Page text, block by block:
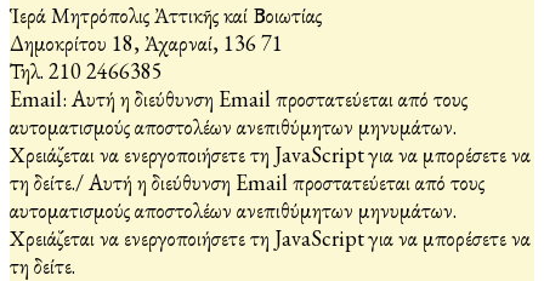
Ἱερά Μητρόπολις Ἀττικῆς καί Βοιωτίας
Δημοκρίτου 18, Ἀχαρναί, 136 71
Τηλ. 210 2466385
Email: Αυτή η διεύθυνση Email προστατεύεται από τους
αυτοματισμούς αποστολέων ανεπιθύμητων μηνυμάτων.
Χρειάζεται να ενεργοποιήσετε τη JavaScript για να μπορέσετε να
τη δείτε./Αυτή η διεύθυνση Email προστατεύεται από τους
αυτοματισμούς αποστολέων ανεπιθύμητων μηνυμάτων.
Χρειάζεται να ενεργοποιήσετε τη JavaScript για να μπορέσετε να
τη δείτε.